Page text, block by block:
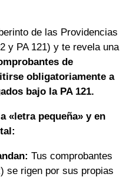
de las Providencias
y PA 121) y te revela una
de
obligatoriamente a
bajo la PA 121.
«letra pequeña» y en
Tus comprobantes
se rigen por sus propias